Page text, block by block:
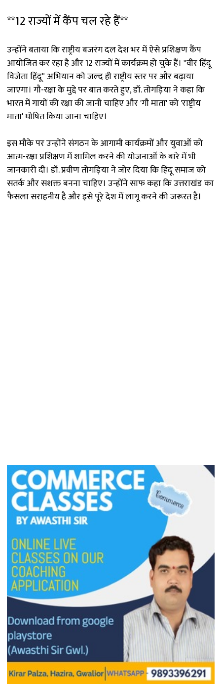
**12 राज्यों में कैंप चल रहे हैं**
उन्होंने बताया कि राष्ट्रीय बजरंग दल देश भर में ऐसे प्रशिक्षण कैंप
आयोजित कर रहा है और 12 राज्यों में कार्यक्रम हो चुके हैं। "वीर हिंदू
विजेता हिंदू" अभियान को जल्द ही राष्ट्रीय स्तर पर और बढ़ाया
जाएगा। गौ-रक्षा के मुद्दे पर बात करते हुए, डॉ. तोगड़िया ने कहा कि
भारत में गायों की रक्षा की जानी चाहिए और 'गौ माता' को 'राष्ट्रीय
माता' घोषित किया जाना चाहिए।
इस मौके पर उन्होंने संगठन के आगामी कार्यक्रमों और युवाओं को
आत्म-रक्षा प्रशिक्षण में शामिल करने की योजनाओं के बारे में भी
जानकारी दी। डॉ. प्रवीण तोगड़िया ने जोर दिया कि हिंदू समाज को
सतर्क और सशक्त बनना चाहिए। उन्होंने साफ कहा कि उत्तराखंड का
फैसला सराहनीय है और इसे पूरे देश में लागू करने की जरूरत है।